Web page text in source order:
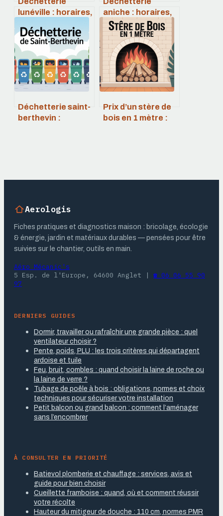
lunéville : horaires,
et bonnes
pratiques
aniche : horaires,
accès, services et
bons réflexes à
adopter
Déchetterie saint-
berthevin :
Prix d’un stère de
bois en 1 mètre :
Aerologis
Fiches pratiques et diagnostics maison : bricolage, écologie
& énergie, jardin et matériaux durables — pensées pour être
suivies sur le chantier, outils en main.
Aéro Mécanic's
5 Esp. de l'Europe, 64600 Anglet | ☎ 06 06 55 90
97
DERNIERS GUIDES
Dormir, travailler ou rafraîchir une grande pièce : quel
ventilateur choisir ?
Pente, poids, PLU : les trois critères qui départagent
ardoise et tuile
Feu, bruit, combles : quand choisir la laine de roche ou
la laine de verre ?
Tubage de poêle à bois : obligations, normes et choix
techniques pour sécuriser votre installation
Petit balcon ou grand balcon : comment l’aménager
sans l’encombrer
À CONSULTER EN PRIORITÉ
Batievol plomberie et chauffage : services, avis et
guide pour bien choisir
Cueillette framboise : quand, où et comment réussir
votre récolte
Hauteur du mitigeur de douche : 110 cm, normes PMR